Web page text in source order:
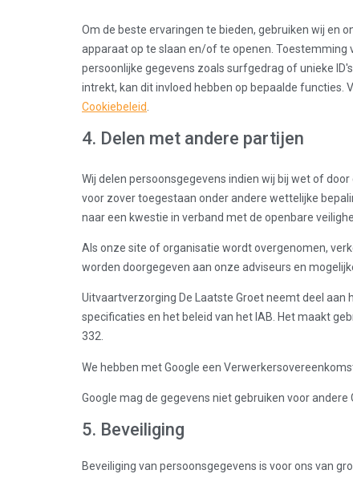
Om de beste ervaringen te bieden, gebruiken wij en
apparaat op te slaan en/of te openen.
persoonlijke gegevens zoals surfgedrag of unieke
intrekt, kan dit invloed hebben op bepaalde functies.
Cookiebeleid
4. Delen met andere partijen
Wij delen persoonsgegevens indien wij bij wet of
voor zover toegestaan onder andere wettelijke
naar een kwestie in verband met de openbare
Als onze site of organisatie wordt overgenomen,
worden doorgegeven aan onze adviseurs en
Uitvaartverzorging De Laatste Groet neemt deel aan
specificaties en het beleid van het IAB. Het maakt
332.
We hebben met Google een
Google mag de gegevens niet gebruiken voor andere
5. Beveiliging
Beveiliging van persoonsgegevens is voor ons van